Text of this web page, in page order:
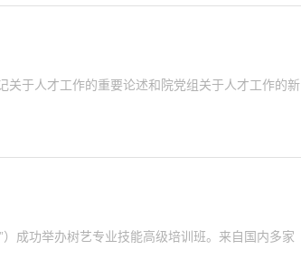
于人才工作的重要论述和院党组关于人才工作的新
成功举办树艺专业技能高级培训班。来自国内多家